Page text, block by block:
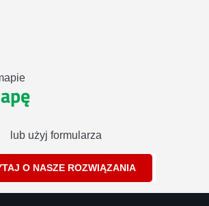
lub użyj formularza
O NASZE ROZWIĄZANIA